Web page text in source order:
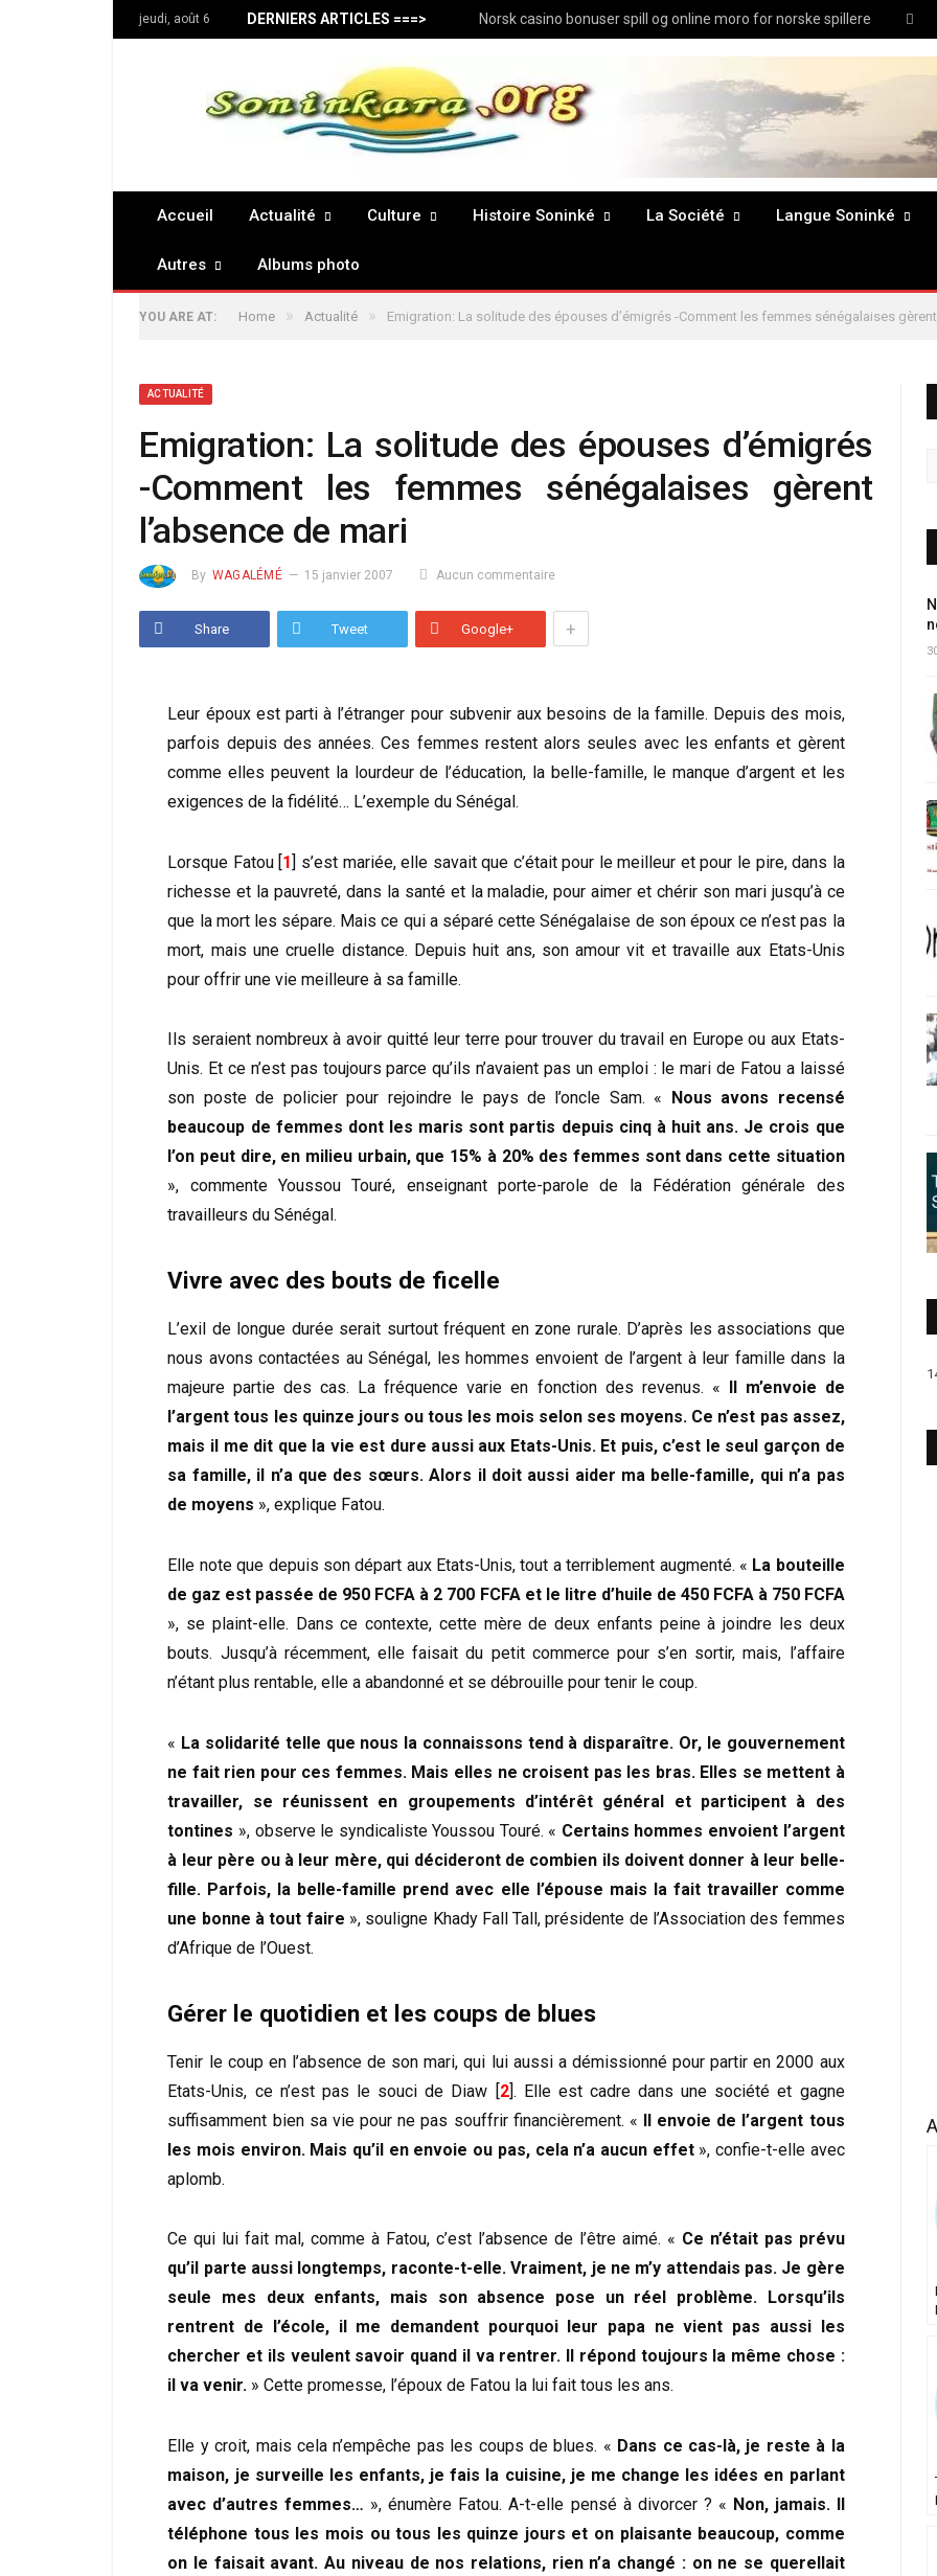
jeudi, août 6 DERNIERS ARTICLES ===> Norsk casino bonuser spill og online moro for norske spillere
Accueil Actualité Culture Histoire Soninké La Société Langue Soninké
Autres Albums photo
YOU ARE AT: Home » Actualité » Emigration: La solitude des épouses d’émigrés -Comment les femmes sénégalaises
ACTUALITÉ
Emigration: La solitude des épouses d’émigrés
-Comment les femmes sénégalaises gèrent
l’absence de mari
By WAGALÉMÉ 15 janvier 2007 Aucun commentaire
Share Tweet Google+ +
Leur époux est parti à l’étranger pour subvenir aux besoins de la famille. Depuis des mois,
parfois depuis des années. Ces femmes restent alors seules avec les enfants et gèrent
comme elles peuvent la lourdeur de l’éducation, la belle-famille, le manque d’argent et les
exigences de la fidélité… L’exemple du Sénégal.
Lorsque Fatou [1] s’est mariée, elle savait que c’était pour le meilleur et pour le pire, dans la
richesse et la pauvreté, dans la santé et la maladie, pour aimer et chérir son mari jusqu’à ce
que la mort les sépare. Mais ce qui a séparé cette Sénégalaise de son époux ce n’est pas la
mort, mais une cruelle distance. Depuis huit ans, son amour vit et travaille aux Etats-Unis
pour offrir une vie meilleure à sa famille.
Ils seraient nombreux à avoir quitté leur terre pour trouver du travail en Europe ou aux Etats-
Unis. Et ce n’est pas toujours parce qu’ils n’avaient pas un emploi : le mari de Fatou a laissé
son poste de policier pour rejoindre le pays de l’oncle Sam. «
Nous avons recensé
beaucoup de femmes dont les maris sont partis depuis cinq à huit ans. Je crois que
l’on peut dire, en milieu urbain, que 15% à 20% des femmes sont dans cette situation
», commente Youssou Touré, enseignant porte-parole de la Fédération générale des
travailleurs du Sénégal.
Vivre avec des bouts de ficelle
L’exil de longue durée serait surtout fréquent en zone rurale. D’après les associations que
nous avons contactées au Sénégal, les hommes envoient de l’argent à leur famille dans la
majeure partie des cas. La fréquence varie en fonction des revenus. «
Il m’envoie de
l’argent tous les quinze jours ou tous les mois selon ses moyens. Ce n’est pas assez,
mais il me dit que la vie est dure aussi aux Etats-Unis. Et puis, c’est le seul garçon de
sa famille, il n’a que des sœurs. Alors il doit aussi aider ma belle-famille, qui n’a pas
de moyens », explique Fatou.
Elle note que depuis son départ aux Etats-Unis, tout a terriblement augmenté. « La bouteille
de gaz est passée de 950 FCFA à 2 700 FCFA et le litre d’huile de 450 FCFA à 750 FCFA
», se plaint-elle. Dans ce contexte, cette mère de deux enfants peine à joindre les deux
bouts. Jusqu’à récemment, elle faisait du petit commerce pour s’en sortir, mais, l’affaire
n’étant plus rentable, elle a abandonné et se débrouille pour tenir le coup.
« La solidarité telle que nous la connaissons tend à disparaître. Or, le gouvernement
ne fait rien pour ces femmes. Mais elles ne croisent pas les bras. Elles se mettent à
travailler, se réunissent en groupements d’intérêt général et participent à des
tontines », observe le syndicaliste Youssou Touré. « Certains hommes envoient l’argent
à leur père ou à leur mère, qui décideront de combien ils doivent donner à leur belle-
fille. Parfois, la belle-famille prend avec elle l’épouse mais la fait travailler comme
une bonne à tout faire », souligne Khady Fall Tall, présidente de l’Association des femmes
d’Afrique de l’Ouest.
Gérer le quotidien et les coups de blues
Tenir le coup en l’absence de son mari, qui lui aussi a démissionné pour partir en 2000 aux
Etats-Unis, ce n’est pas le souci de Diaw [2]. Elle est cadre dans une société et gagne
suffisamment bien sa vie pour ne pas souffrir financièrement. « Il envoie de l’argent tous
les mois environ. Mais qu’il en envoie ou pas, cela n’a aucun effet», confie-t-elle avec
aplomb.
Ce qui lui fait mal, comme à Fatou, c’est l’absence de l’être aimé. « Ce n’était pas prévu
qu’il parte aussi longtemps, raconte-t-elle. Vraiment, je ne m’y attendais pas. Je gère
seule mes deux enfants, mais son absence pose un réel problème. Lorsqu’ils
rentrent de l’école, il me demandent pourquoi leur papa ne vient pas aussi les
chercher et ils veulent savoir quand il va rentrer. Il répond toujours la même chose :
il va venir. » Cette promesse, l’époux de Fatou la lui fait tous les ans.
Elle y croit, mais cela n’empêche pas les coups de blues. « Dans ce cas-là, je reste à la
maison, je surveille les enfants, je fais la cuisine, je me change les idées en parlant
avec d’autres femmes… », énumère Fatou. A-t-elle pensé à divorcer ? « Non, jamais. Il
téléphone tous les mois ou tous les quinze jours et on plaisante beaucoup, comme
on le faisait avant. Au niveau de nos relations, rien n’a changé : on ne se querellait